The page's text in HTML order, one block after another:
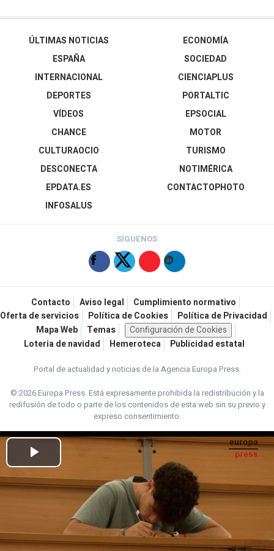
ÚLTIMAS NOTICIAS
ESPAÑA
INTERNACIONAL
DEPORTES
VÍDEOS
ECONOMÍA
SOCIEDAD
CIENCIAPLUS
PORTALTIC
EPSOCIAL
CHANCE
CULTURAOCIO
DESCONECTA
EPDATA.ES
INFOSALUS
MOTOR
TURISMO
NOTIMÉRICA
CONTACTOPHOTO
SÍGUENOS
Contacto Aviso legal
Cumplimiento normativo
Oferta de servicios
Política de Cookies
Política de Privacidad
Mapa Web
Temas
Configuración de Cookies
Loteria de navidad
Hemeroteca Publicidad estatal
Portal de actualidad y noticias de la Agencia Europa Press.
© 2026 Europa Press.Está expresamente prohibida la redistribución y la
redifusión de todo o parte de los contenidos de esta web sin su previo y
expreso consentimiento.